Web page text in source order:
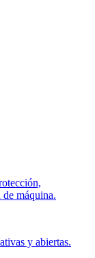
máquina.
y abiertas.